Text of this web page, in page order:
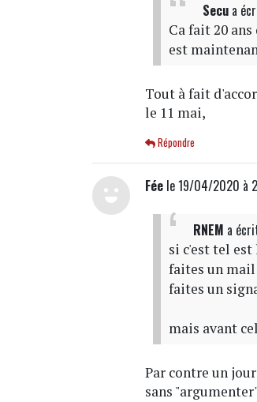
Secu a
Ca fait 20
est
Tout à fait
le 11 mai,
Répondre
Fée le 19/04/2020 à
RNEM a
si c'est tel est
faites un
faites un
mais avant
Par contre un
sans